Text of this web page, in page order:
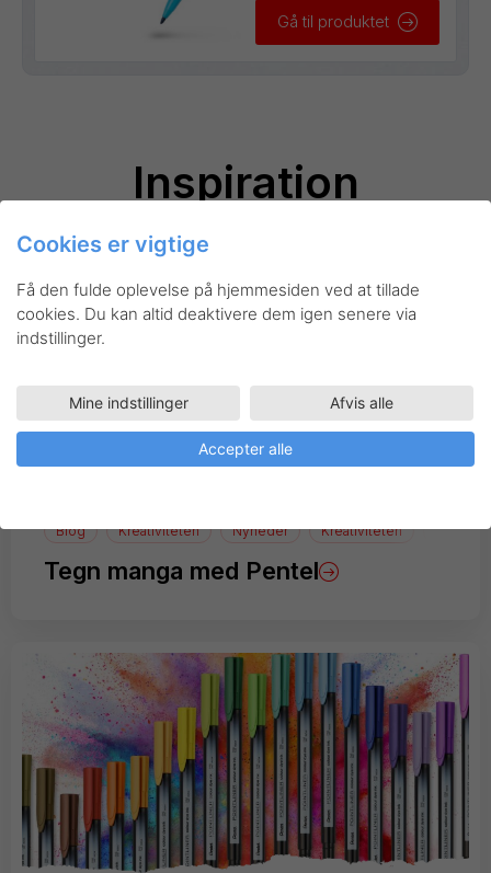
Gå til produktet
Inspiration
Blog Kreativiteten Nyheder Kreativiteten manga
Tegn manga med Pentel
Cookies er vigtige
Få den fulde oplevelse på hjemmesiden ved at tillade
cookies. Du kan altid deaktivere dem igen senere via
indstillinger.
Mine indstillinger Afvis alle
Accepter alle